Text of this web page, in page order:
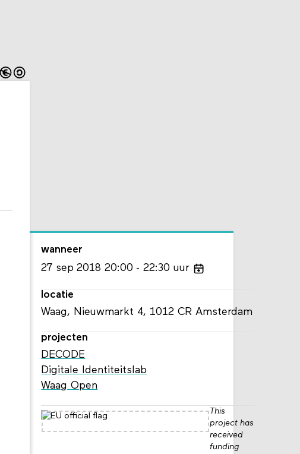
wanneer
27 sep 2018 20:00 22:30 uur
locatie
Waag, Nieuwmarkt 4, 1012 CR Amsterdam
projecten
DECODE
Digitale Identiteitslab
Waag Open
This
project has
received
funding